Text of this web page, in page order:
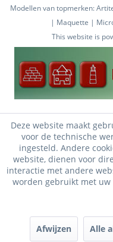
Modellen van topmerken:
| Maquette |
This website is
Deze website maakt
voor de technische
ingesteld. Andere
website, dienen voor
interactie met andere
worden gebruikt met uw
Afwijzen Alle